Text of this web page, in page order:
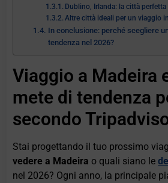
Dublino, Irlanda: la città
Altre città ideali per un viaggio
In conclusione: perché scegliere
tendenza nel 2026?
Viaggio a Madeira
mete di tendenza
secondo
Stai progettando il tuo prossimo
vedere a Madeira o quali siano le
nel 2026? Ogni anno, la principale